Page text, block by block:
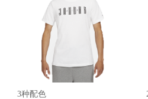
3种配色